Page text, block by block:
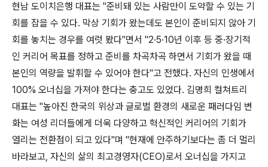
현남 도이치은행 대표는 "준비돼 있는 사람만이 도약할 수 있는 기
회를 잡을 수 있다. 막상 기회가 왔는데도 본인이 준비되지 않아 기
회를 놓치는 경우를 여럿 봤다"면서 "2·5·10년 이후 등 중·장기적
인 커리어 목표를 정하고 준비를 차곡차곡 하면서 기회가 왔을 때
본인의 역량을 발휘할 수 있어야 한다"고 전했다. 자신의 인생에서
100% 오너십을 가져야 한다는 충고도 있었다. 김명희 컬쳐트리
대표는 "높아진 한국의 위상과 글로벌 환경의 새로운 패러다임 변
화는 여성 리더들에게 더욱 다양하고 혁신적인 커리어의 기회가
열리는 전환점이 되고 있다"며 "현재에 안주하기보다는 좀 더 멀리
바라보고, 자신의 삶의 최고경영자(CEO)로서 오너십을 가지고